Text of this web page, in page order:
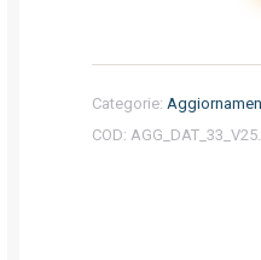
di
sicurezza
Categorie:
COD: